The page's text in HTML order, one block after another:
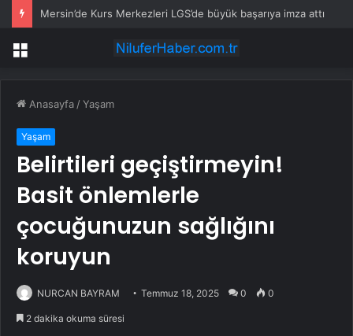
Mersin’de Kurs Merkezleri LGS’de büyük başarıya imza attı
Menü
Anasayfa /Yaşam
Yaşam
Belirtileri geçiştirmeyin!
Basit önlemlerle
çocuğunuzun sağlığını
koruyun
NURCAN BAYRAM Temmuz 18, 2025 0 0
2 dakika okuma süresi